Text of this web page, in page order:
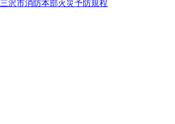
三沢市消防本部火災予防規程